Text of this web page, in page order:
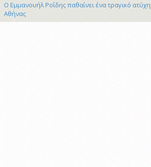
Ο Εμμανουήλ Ροΐδης παθαίνει ένα τραγικό
Αθήνας